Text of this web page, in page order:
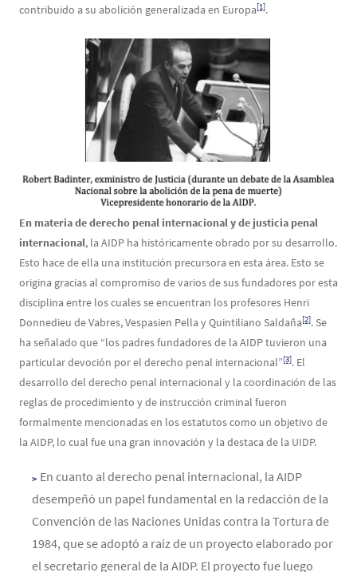
contribuido a su abolición generalizada en Europa[1].
En materia de derecho penal internacional y de justicia penal
internacional, la AIDP ha históricamente obrado por su desarrollo.
Esto hace de ella una institución precursora en esta área. Esto se
origina gracias al compromiso de varios de sus fundadores por esta
disciplina entre los cuales se encuentran los profesores Henri
Donnedieu de Vabres, Vespasien Pella y Quintiliano Saldaña[2]. Se
ha señalado que “los padres fundadores de la AIDP tuvieron una
particular devoción por el derecho penal internacional”[3]. El
desarrollo del derecho penal internacional y la coordinación de las
reglas de procedimiento y de instrucción criminal fueron
formalmente mencionadas en los estatutos como un objetivo de
la AIDP, lo cual fue una gran innovación y la destaca de la UIDP.
En cuanto al derecho penal internacional, la AIDP
desempeñó un papel fundamental en la redacción de la
Convención de las Naciones Unidas contra la Tortura de
1984, que se adoptó a raíz de un proyecto elaborado por
el secretario general de la AIDP. El proyecto fue luego